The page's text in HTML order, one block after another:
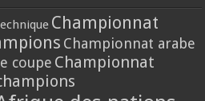
Championnat
Championnat arabe
coupe Championnat